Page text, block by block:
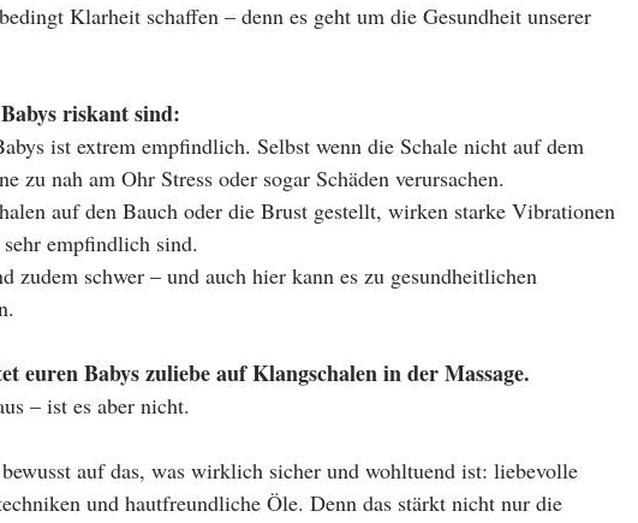
Klarheit schaffen – denn es geht um die Gesundheit unserer
riskant sind:
zu nah am Ohr Stress oder sogar Schäden verursachen.
empfindlich sind.
euren Babys zuliebe auf Klangschalen in der Massage.
– ist es aber nicht.
auf das, was wirklich sicher und wohltuend ist: liebevolle
und hautfreundliche Öle. Denn das stärkt nicht nur die